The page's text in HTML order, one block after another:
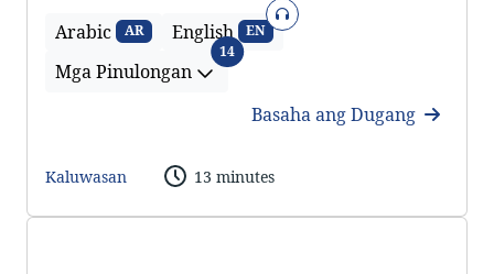
Arabic AR English EN
Sonido
Mga Pinulongan
14Mga Pinulongan
Basaha ang Dugang
Kaluwasan 13 minutes